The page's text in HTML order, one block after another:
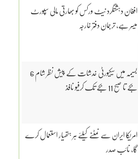
افغان دہشتگرد نیٹ ورکس کو بھارتی مالی سپورٹ
میسر ہے، ترجمان دفتر خارجہ
بسیمہ میں سیکیورٹی خدشات کے پیش نظر شام 6
بجے تا صبح 11 بجے تک کرفیو نافذ
امریکا ایران سے نمٹنے کیلئے ہر ہتھیار استعمال کرے
گا، نائب صدر